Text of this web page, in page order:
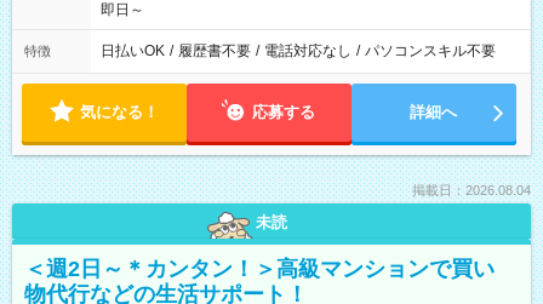
即日～
特徴 日払いOK / 履歴書不要 / 電話対応なし / パソコンスキル不要
気になる！ 応募する 詳細へ
掲載日：2026.08.04
未読
＜週2日～＊カンタン！＞高級マンションで買い
物代行などの生活サポート！